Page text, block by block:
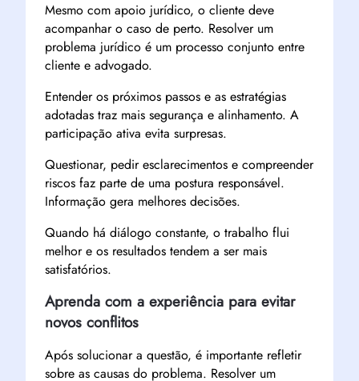
Mesmo com apoio jurídico, o cliente deve
acompanhar o caso de perto. Resolver um
problema jurídico é um processo conjunto entre
cliente e advogado.
Entender os próximos passos e as estratégias
adotadas traz mais segurança e alinhamento. A
participação ativa evita surpresas.
Questionar, pedir esclarecimentos e compreender
riscos faz parte de uma postura responsável.
Informação gera melhores decisões.
Quando há diálogo constante, o trabalho flui
melhor e os resultados tendem a ser mais
satisfatórios.
Aprenda com a experiência para evitar
novos conflitos
Após solucionar a questão, é importante refletir
sobre as causas do problema. Resolver um